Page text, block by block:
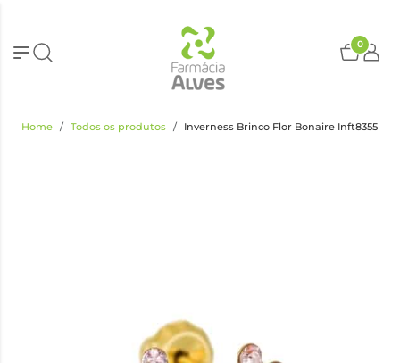
0
Home Todos os produtos Inverness Brinco Flor Bonaire Inft8355